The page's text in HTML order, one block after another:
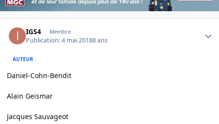
IGS4 Membre
Publication:4 mai 20188 ans
AUTEUR
Daniel-Cohn-Bendit
Alain Geismar
Jacques Sauvageot